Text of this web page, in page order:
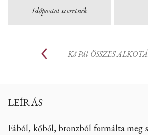
Időpontot szeretnék
Kő Pál ÖSSZES
LEÍRÁS
Fából, kőből, bronzból formálta meg